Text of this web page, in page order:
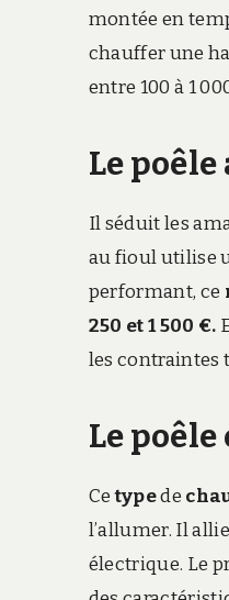
montée en
chauffer une
entre 100 à 1
Le
Il séduit les
au fioul utilise
performant, ce
250 et 1 500 €.
les contraintes
Le
Cetypede
l’allumer. Il
électrique. Le